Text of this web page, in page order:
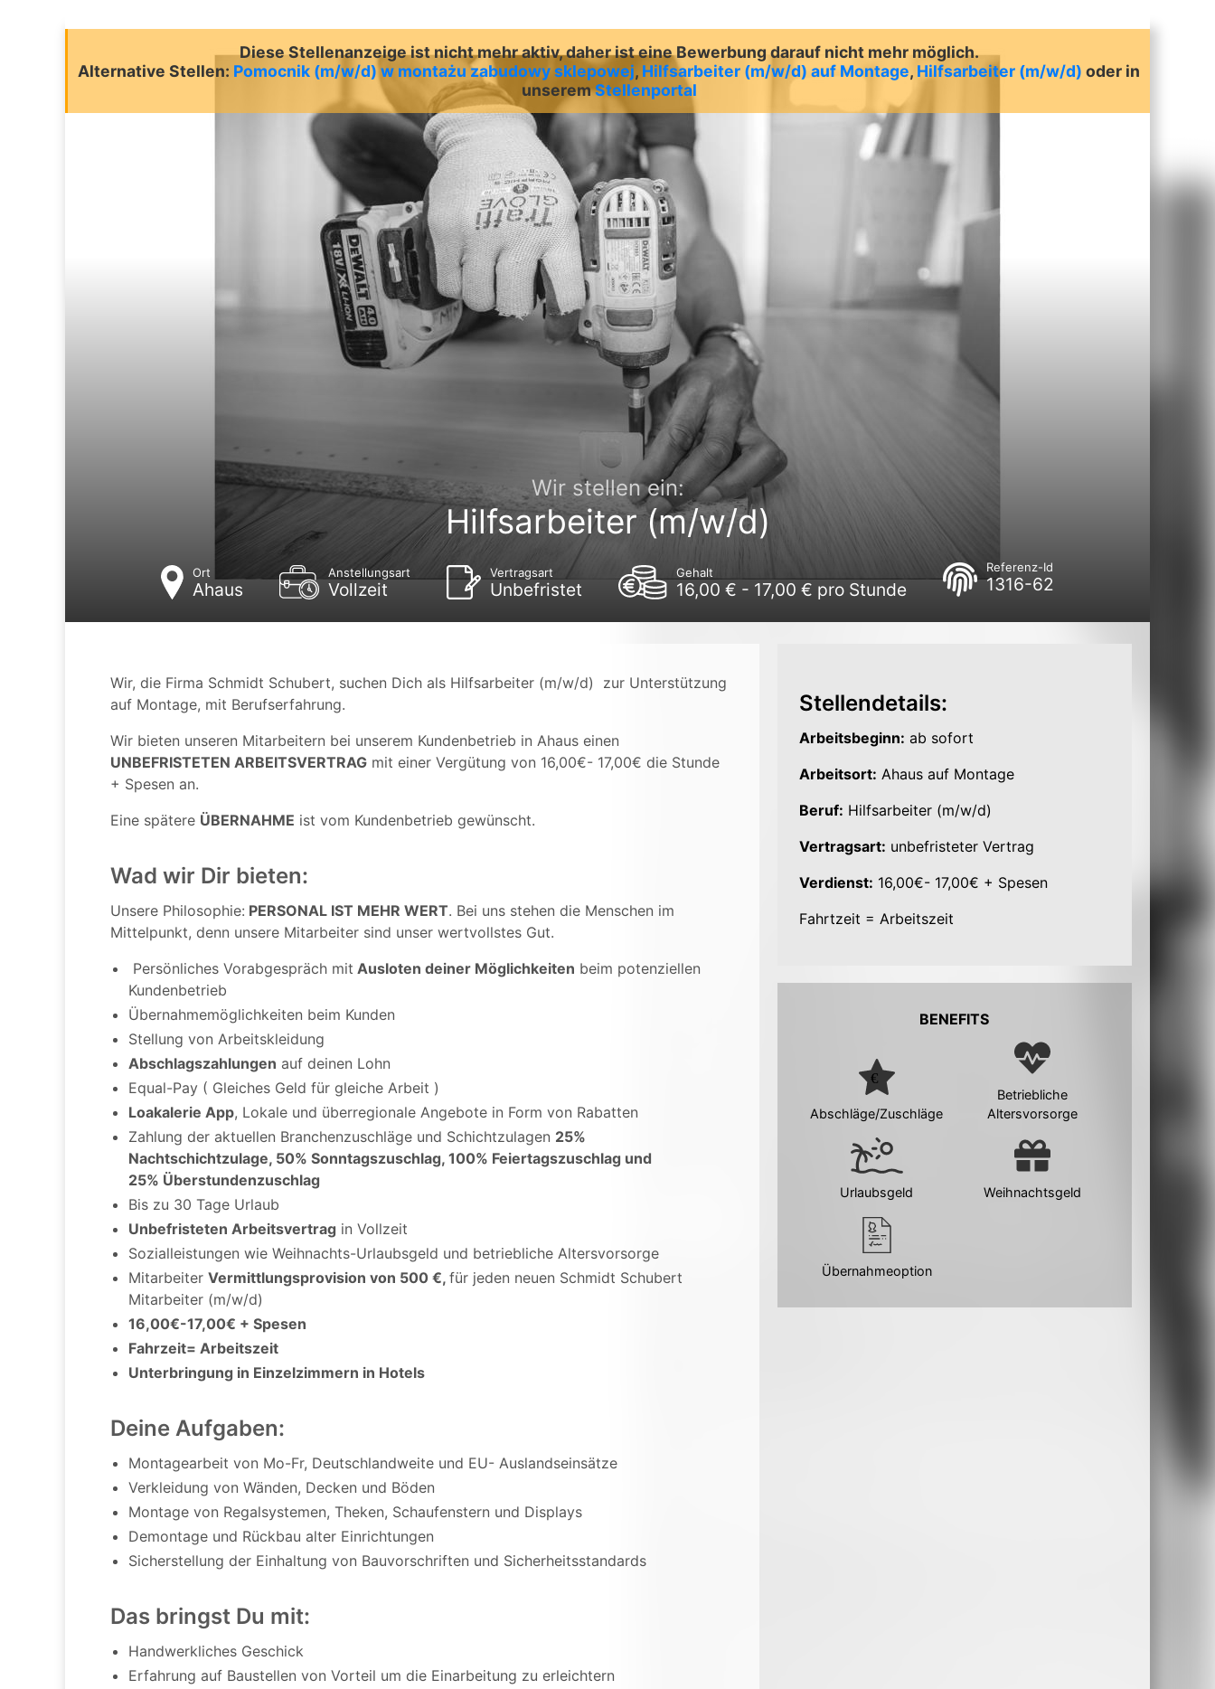
Diese Stellenanzeige ist nicht mehr aktiv, daher ist eine Bewerbung darauf nicht mehr möglich.
Alternative Stellen: Pomocnik (m/w/d) w montażu zabudowy sklepowej, Hilfsarbeiter (m/w/d) auf Montage, Hilfsarbeiter (m/w/d) oder in
unseremStellenportal
Wir stellen ein:
Hilfsarbeiter (m/w/d)
Ort
Ahaus
Anstellungsart
Vollzeit
Vertragsart
Unbefristet
Gehalt
16,00 € - 17,00 € pro Stunde
Referenz-Id
1316-62
Wir, die Firma Schmidt Schubert, suchen Dich als Hilfsarbeiter (m/w/d) zur Unterstützung
auf Montage, mit Berufserfahrung.
Wir bieten unseren Mitarbeitern bei unserem Kundenbetrieb in Ahaus einen
UNBEFRISTETEN ARBEITSVERTRAG mit einer Vergütung von 16,00€- 17,00€ die Stunde
+ Spesen an.
Eine spätere ÜBERNAHME ist vom Kundenbetrieb gewünscht.
Wad wir Dir bieten:
Unsere Philosophie: PERSONAL IST MEHR WERT. Bei uns stehen die Menschen im
Mittelpunkt, denn unsere Mitarbeiter sind unser wertvollstes Gut.
Persönliches Vorabgespräch mit Ausloten deiner Möglichkeiten beim potenziellen
Kundenbetrieb
Übernahmemöglichkeiten beim Kunden
Stellung von Arbeitskleidung
Abschlagszahlungen auf deinen Lohn
Equal-Pay ( Gleiches Geld für gleiche Arbeit )
Loakalerie App, Lokale und überregionale Angebote in Form von Rabatten
Zahlung der aktuellen Branchenzuschläge und Schichtzulagen 25%
Nachtschichtzulage, 50% Sonntagszuschlag, 100% Feiertagszuschlag und
25% Überstundenzuschlag
Bis zu 30 Tage Urlaub
Unbefristeten Arbeitsvertrag in Vollzeit
Sozialleistungen wie Weihnachts-Urlaubsgeld und betriebliche Altersvorsorge
Mitarbeiter Vermittlungsprovision von 500 €, für jeden neuen Schmidt Schubert
Mitarbeiter (m/w/d)
16,00€-17,00€ + Spesen
Fahrzeit= Arbeitszeit
Unterbringung in Einzelzimmern in Hotels
Deine Aufgaben:
Montagearbeit von Mo-Fr, Deutschlandweite und EU- Auslandseinsätze
Verkleidung von Wänden, Decken und Böden
Montage von Regalsystemen, Theken, Schaufenstern und Displays
Demontage und Rückbau alter Einrichtungen
Sicherstellung der Einhaltung von Bauvorschriften und Sicherheitsstandards
Das bringst Du mit:
Handwerkliches Geschick
Erfahrung auf Baustellen von Vorteil um die Einarbeitung zu erleichtern
Stellendetails:
Arbeitsbeginn: ab sofort
Arbeitsort: Ahaus auf Montage
Beruf: Hilfsarbeiter (m/w/d)
Vertragsart: unbefristeter Vertrag
Verdienst: 16,00€- 17,00€ + Spesen
Fahrtzeit = Arbeitszeit
BENEFITS
Abschläge/Zuschläge
Betriebliche
Altersvorsorge
Urlaubsgeld Weihnachtsgeld
Übernahmeoption